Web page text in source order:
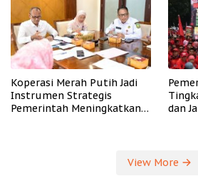
Koperasi Merah Putih Jadi
Instrumen Strategis
Pemerintah Meningkatkan
dan
View More